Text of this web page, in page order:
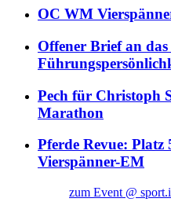
OC WM
Offener Brief an
Pech für Christoph
Marathon
Pferde Revue: Platz
Vierspänner-EM
zum Event @